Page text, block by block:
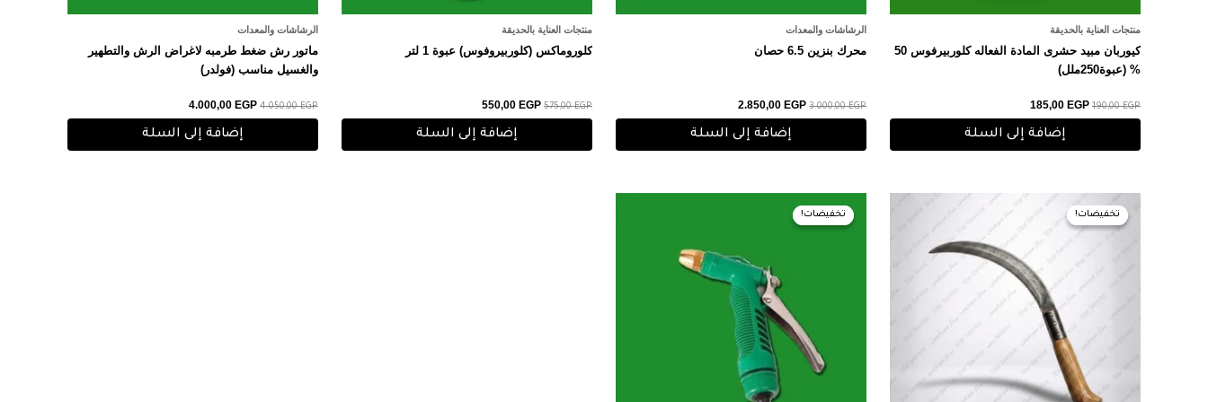
منتجات العناية بالحديقة
كيوربان مبيد حشرى المادة الفعاله كلوربيرفوس 50
% (عبوة250ملل)
190,00EGP
185,00 EGP
إضافة إلى السلة
الرشاشات والمعدات
محرك بنزين 6.5 حصان
3.000,00EGP
2.850,00 EGP
إضافة إلى السلة
منتجات العناية بالحديقة
كلوروماكس (كلوربيروفوس) عبوة 1 لتر
575,00EGP
550,00 EGP
إضافة إلى السلة
الرشاشات والمعدات
ماتور رش ضغط طرمبه لاغراض الرش والتطهير
والغسيل مناسب (فولدر)
4.050,00EGP
4.000,00 EGP
إضافة إلى السلة
تخفيضات!
تخفيضات!
السعر
الأصلي
هو:
السعر
تخفيضات!
تخفيضات!
السعر
الأصلي
هو:
السعر